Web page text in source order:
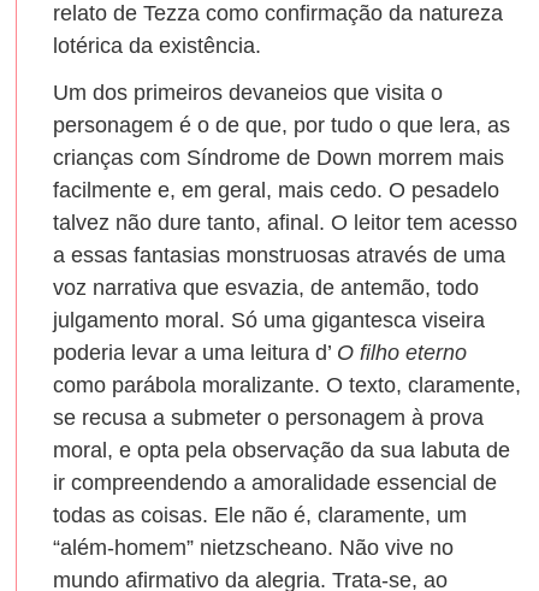
relato de Tezza como confirmação da natureza
lotérica da existência.
Um dos primeiros devaneios que visita o
personagem é o de que, por tudo o que lera, as
crianças com Síndrome de Down morrem mais
facilmente e, em geral, mais cedo. O pesadelo
talvez não dure tanto, afinal. O leitor tem acesso
a essas fantasias monstruosas através de uma
voz narrativa que esvazia, de antemão, todo
julgamento moral. Só uma gigantesca viseira
poderia levar a uma leitura d’ O filho eterno
como parábola moralizante. O texto, claramente,
se recusa a submeter o personagem à prova
moral, e opta pela observação da sua labuta de
ir compreendendo a amoralidade essencial de
todas as coisas. Ele não é, claramente, um
“além-homem” nietzscheano. Não vive no
mundo afirmativo da alegria. Trata-se, ao